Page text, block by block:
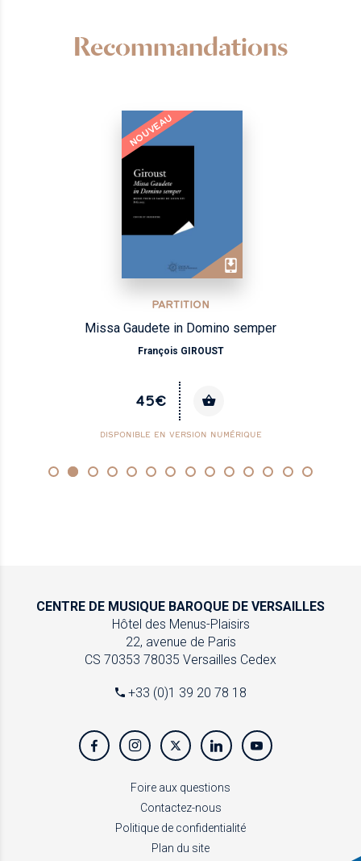
Recommandations
NOUVEAU
PARTITION
Missa Gaudete in Domino semper
François GIROUST
45€
DISPONIBLE EN VERSION NUMÉRIQUE
CENTRE DE MUSIQUE BAROQUE DE VERSAILLES
Hôtel des Menus-Plaisirs
22, avenue de Paris
CS 70353 78035 Versailles Cedex
+33 (0)1 39 20 78 18
Foire aux questions
Contactez-nous
Politique de confidentialité
Plan du site